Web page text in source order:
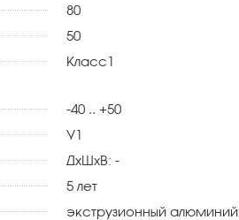
80
50
Класс1
-40 .. +50
У1
ДхШхВ: -
5 лет
экструзионный алюминий